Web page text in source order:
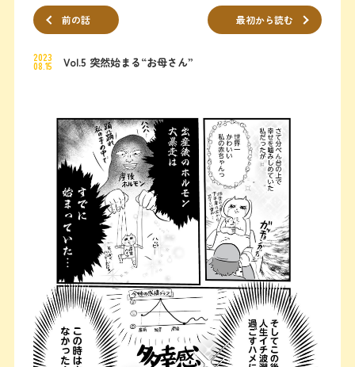
前の話 最初から読む
2023
08.15 Vol.5 突然始まる“お母さん”